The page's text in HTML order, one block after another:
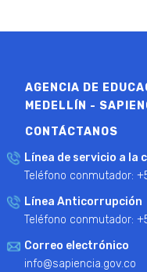
AGENCIA DE
MEDELLÍN -
CONTÁCTANOS
Línea de servicio a la
Teléfono conmutador:
Línea Anticorrupción
Teléfono conmutador:
Correo electrónico
info@sapiencia.gov.co